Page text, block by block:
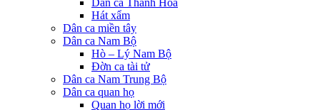
Dân ca Thanh Hóa
Hát xẩm
Dân ca miền tây
Dân ca Nam Bộ
Hò – Lý Nam Bộ
Đờn ca tài tử
Dân ca Nam Trung Bộ
Dân ca quan họ
Quan họ lời mới